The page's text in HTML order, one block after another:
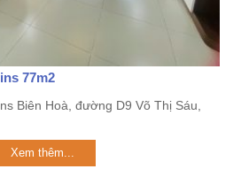
77m2
Biên Hoà, đường D9 Võ Thị Sáu,
Xem thêm...